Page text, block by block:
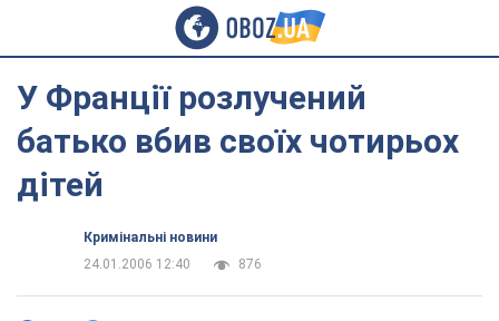
У Франції розлучений
батько вбив своїх чотирьох
дітей
Кримінальні новини
24.01.2006 12:40
876